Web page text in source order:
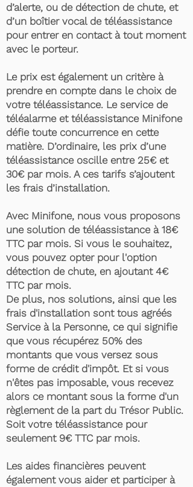
d’alerte, ou de détection de chute, et
d’un boîtier vocal de téléassistance
pour entrer en contact à tout moment
avec le porteur.
Le prix est également un critère à
prendre en compte dans le choix de
votre téléassistance. Le service de
téléalarme et téléassistance Minifone
défie toute concurrence en cette
matière. D’ordinaire, les prix d’une
téléassistance oscille entre 25€ et
30€ par mois. A ces tarifs s’ajoutent
les frais d’installation.
Avec Minifone, nous vous proposons
une solution de téléassistance à 18€
TTC par mois. Si vous le souhaitez,
vous pouvez opter pour l'option
détection de chute, en ajoutant 4€
TTC par mois.
De plus, nos solutions, ainsi que les
frais d'installation sont tous agréés
Service à la Personne, ce qui signifie
que vous récupérez 50% des
montants que vous versez sous
forme de crédit d'impôt. Et si vous
n'êtes pas imposable, vous recevez
alors ce montant sous la forme d'un
règlement de la part du Trésor Public.
Soit votre téléassistance pour
seulement 9€ TTC par mois.
Les aides financières peuvent
également vous aider et participer à